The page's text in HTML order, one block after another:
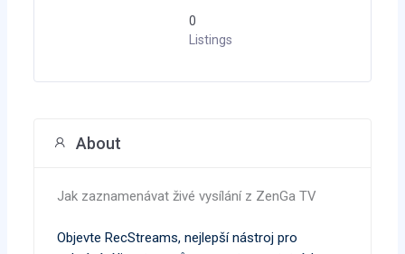
0
Listings
About
Jak zaznamenávat živé vysílání z ZenGa TV
Objevte RecStreams, nejlepší nástroj pro